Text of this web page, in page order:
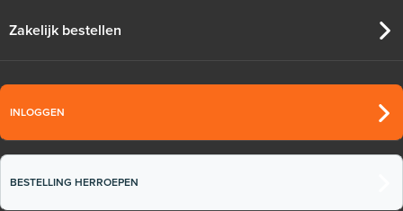
Zakelijk bestellen
INLOGGEN
BESTELLING HERROEPEN